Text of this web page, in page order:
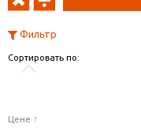
Фильтр
Сортировать по:
Цене ↑